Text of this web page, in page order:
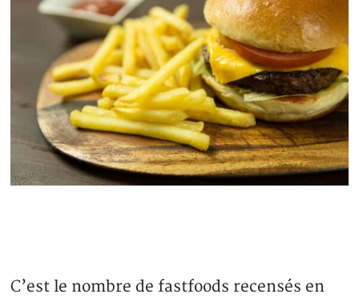
C’est le nombre de fastfoods recensés en